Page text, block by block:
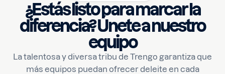
¿Estás listo para marcar la
diferencia? Únete a nuestro
equipo
La talentosa y diversa tribu de Trengo garantiza que
más equipos puedan ofrecer deleite en cada